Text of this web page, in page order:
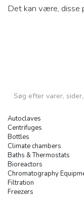
Det kan være, disse
Autoclaves
Centrifuges
Bottles
Climate chambers
Baths & Thermostats
Bioreactors
Chromatography
Filtration
Freezers